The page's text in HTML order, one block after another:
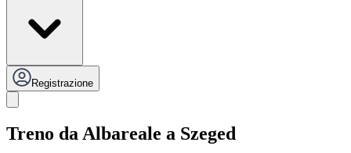
Registrazione
Treno da Albareale a Szeged